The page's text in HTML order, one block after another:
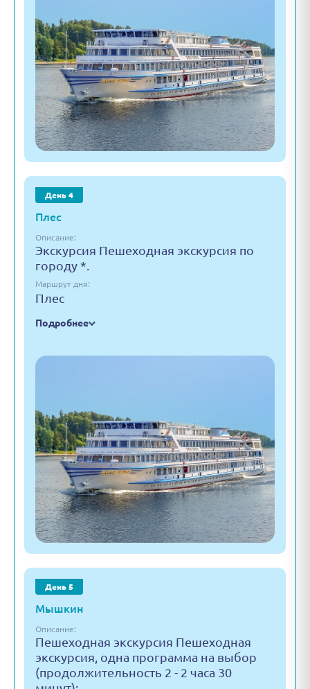
День 4
Плес
Описание:
Экскурсия Пешеходная экскурсия по
городу *.
Маршрут дня:
Плес
Подробнее
День 5
Мышкин
Описание:
Пешеходная экскурсия Пешеходная
экскурсия, одна программа на выбор
(продолжительность 2 - 2 часа 30